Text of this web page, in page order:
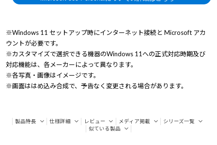
※Windows 11 セットアップ時にインターネット接続と Microsoft アカ
ウントが必要です。
※カスタマイズで選択できる機器のWindows 11への正式対応時期及び
対応機能は、各メーカーによって異なります。
※各写真・画像はイメージです。
※画面ははめ込み合成で、予告なく変更される場合があります。
製品特長 仕様詳細 レビュー メディア掲載
シリーズ一覧
似ている製品